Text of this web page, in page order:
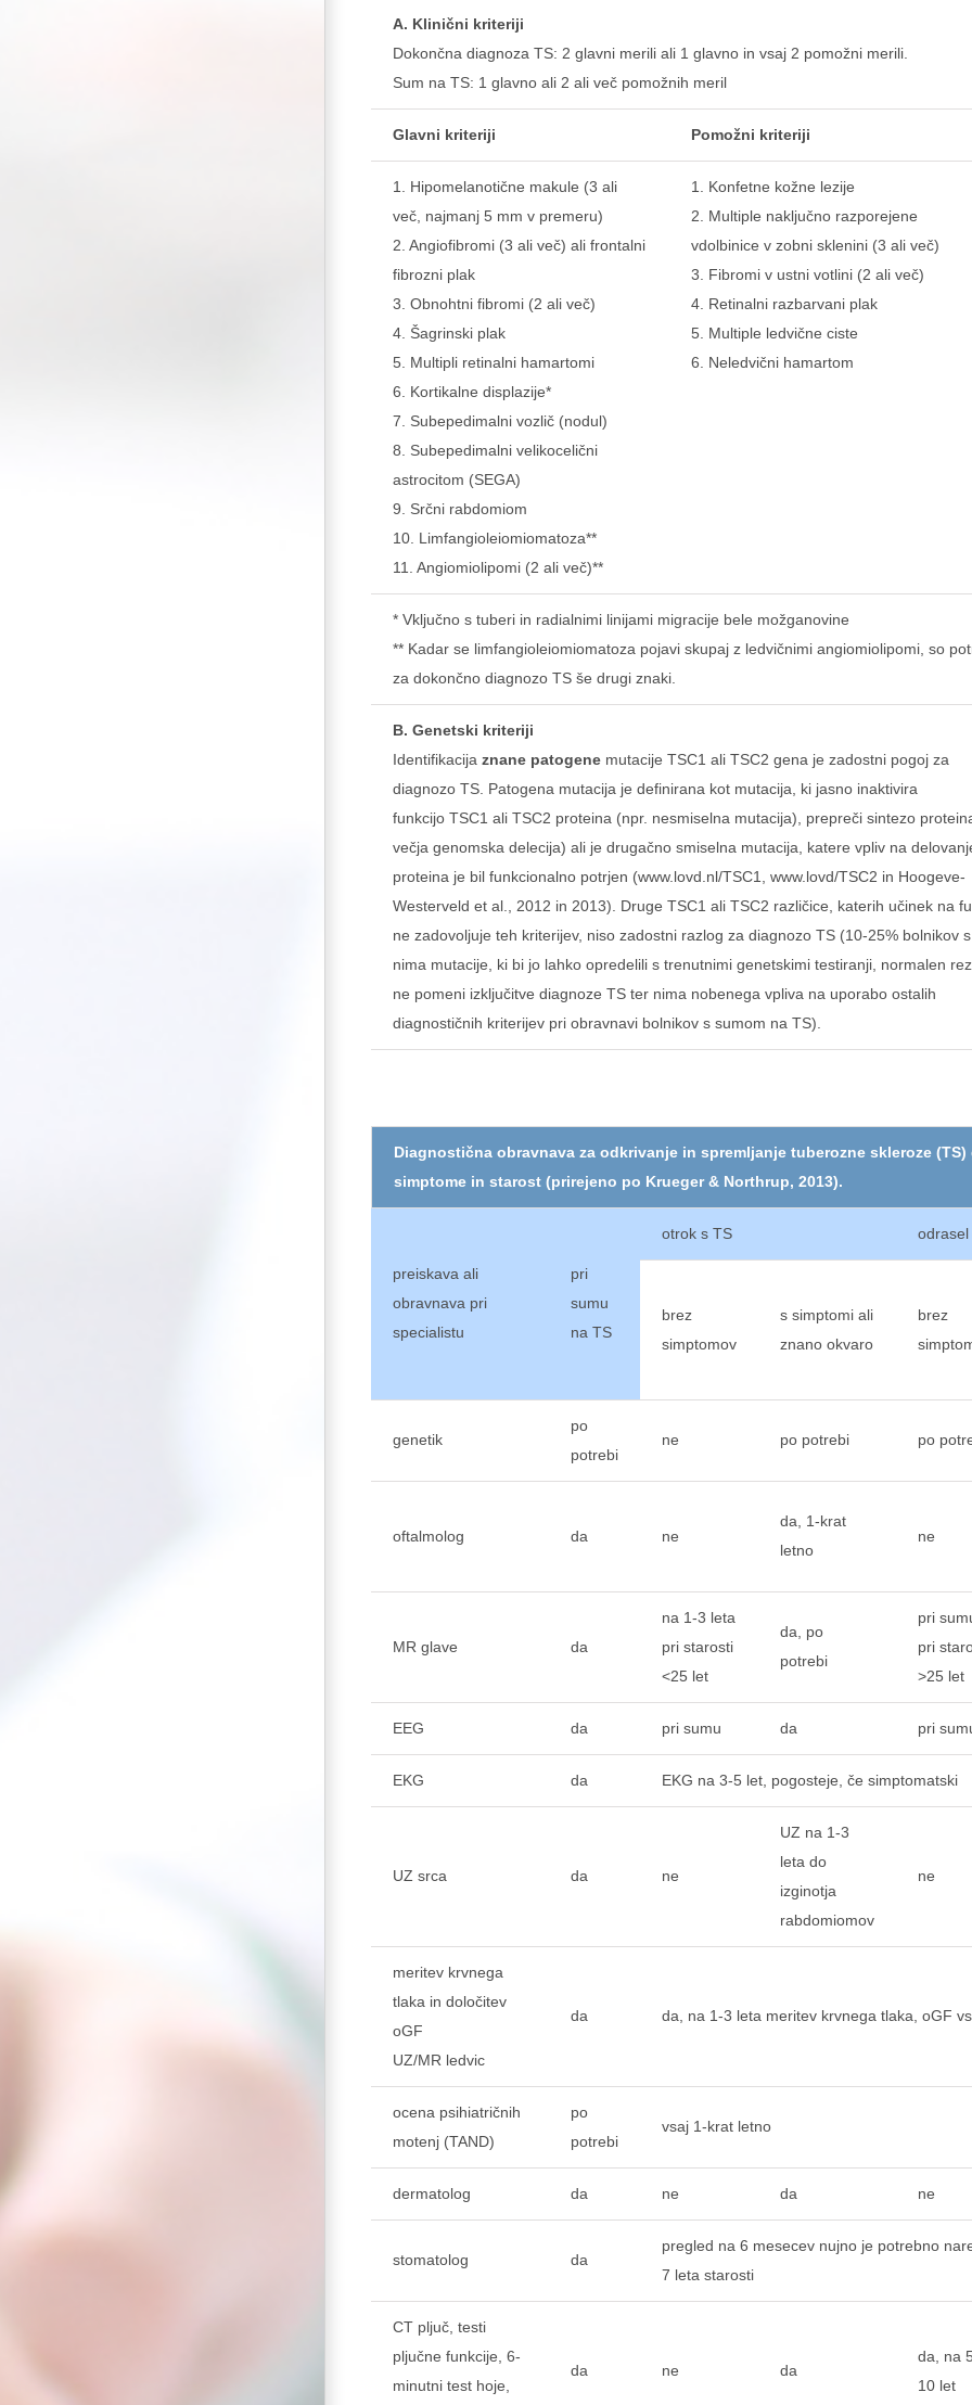
A. Klinični kriteriji
Dokončna diagnoza TS: 2 glavni merili ali 1 glavno in vsaj 2 pomožni merili.
Sum na TS: 1 glavno ali 2 ali več pomožnih meril
Glavni kriteriji Pomožni kriteriji
1. Hipomelanotične makule (3 ali
več, najmanj 5 mm v premeru)
2. Angiofibromi (3 ali več) ali frontalni
fibrozni plak
3. Obnohtni fibromi (2 ali več)
4. Šagrinski plak
5. Multipli retinalni hamartomi
6. Kortikalne displazije*
7. Subepedimalni vozlič (nodul)
8. Subepedimalni velikocelični
astrocitom (SEGA)
9. Srčni rabdomiom
10. Limfangioleiomiomatoza**
11. Angiomiolipomi (2 ali več)**
1. Konfetne kožne lezije
2. Multiple naključno razporejene
vdolbinice v zobni sklenini (3 ali več)
3. Fibromi v ustni votlini (2 ali več)
4. Retinalni razbarvani plak
5. Multiple ledvične ciste
6. Neledvični hamartom
* Vključno s tuberi in radialnimi linijami migracije bele možganovine
** Kadar se limfangioleiomiomatoza pojavi skupaj z ledvičnimi angiomiolipomi, so
za dokončno diagnozo TS še drugi znaki.
B. Genetski kriteriji
Identifikacija znane patogene mutacije TSC1 ali TSC2 gena je zadostni pogoj za
diagnozo TS. Patogena mutacija je definirana kot mutacija, ki jasno inaktivira
funkcijo TSC1 ali TSC2 proteina (npr. nesmiselna mutacija), prepreči sintezo
večja genomska delecija) ali je drugačno smiselna mutacija, katere vpliv na
proteina je bil funkcionalno potrjen (www.lovd.nl/TSC1, www.lovd/TSC2 in Hoogeve-
Westerveld et al., 2012 in 2013). Druge TSC1 ali TSC2 različice, katerih učinek na
ne zadovoljuje teh kriterijev, niso zadostni razlog za diagnozo TS (10-25% bolnikov
nima mutacije, ki bi jo lahko opredelili s trenutnimi genetskimi testiranji, normalen
ne pomeni izključitve diagnoze TS ter nima nobenega vpliva na uporabo ostalih
diagnostičnih kriterijev pri obravnavi bolnikov s sumom na TS).
Diagnostična obravnava za odkrivanje in spremljanje tuberozne skleroze (TS)
simptome in starost (prirejeno po Krueger & Northrup, 2013).
preiskava ali
obravnava pri
specialistu
pri
sumu
na TS
otrok s TS odrasel
brez
simptomov
s simptomi ali
znano okvaro
brez
genetik
po
potrebi
ne po potrebi po
oftalmolog da ne
da, 1-krat
letno
ne
MR glave da
na 1-3 leta
pri starosti
<25 let
da, po
potrebi
pri
pri
>25 let
EEG da pri sumu da pri
EKG da EKG na 3-5 let, pogosteje, če simptomatski
UZ srca da ne
UZ na 1-3
leta do
izginotja
rabdomiomov
ne
meritev krvnega
tlaka in določitev
oGF
UZ/MR ledvic
da da, na 1-3 leta meritev krvnega tlaka, oGF
ocena psihiatričnih
motenj (TAND)
po
potrebi
vsaj 1-krat letno
dermatolog da ne da ne
stomatolog da
pregled na 6 mesecev nujno je potrebno
7 leta starosti
CT pljuč, testi
pljučne funkcije, 6-
minutni test hoje,
da ne da
da, na
10 let